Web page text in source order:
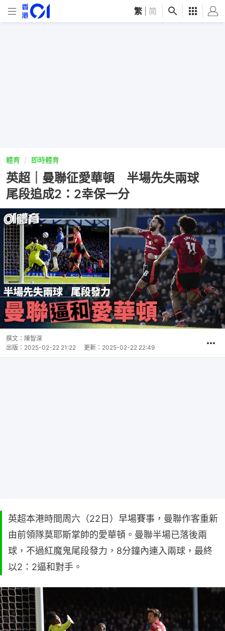
繁 简
體育 即時體育
英超｜曼聯征愛華頓 半場先失兩球
尾段追成2：2幸保一分
撰文： 陳智深
出版： 2025-02-22 21:22 更新： 2025-02-22 22:49
英超本港時間周六（22日）早場賽事，曼聯作客重新
由前領隊莫耶斯掌帥的愛華頓。曼聯半場已落後兩
球，不過紅魔鬼尾段發力，8分鐘內連入兩球，最終
以2：2逼和對手。